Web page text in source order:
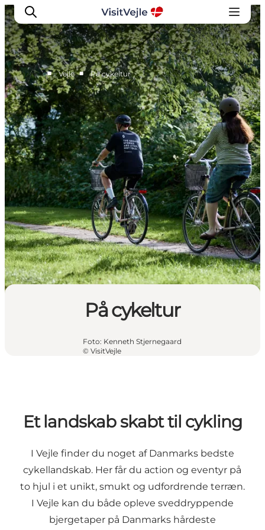
Oplevelser
Det sker
Planlæg dit besøg
Inspiration
■ Vejle ■ På cykeltur
På cykeltur
Foto: Kenneth Stjernegaard
©VisitVejle
Et landskab skabt til cykling
I Vejle finder du noget af Danmarks bedste
cykellandskab. Her får du action og eventyr på
to hjul i et unikt, smukt og udfordrende terræn.
I Vejle kan du både opleve sveddryppende
bjergetaper på Danmarks hårdeste